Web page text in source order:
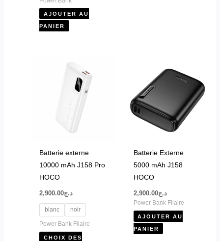
AJOUTER AU
PANIER
Batterie externe
10000 mAh J158 Pro
HOCO
د.ج2,900.00
blanc noir
Power Bank Filaire
CHOIX DES
produit
a
plusieurs
variations.
Les
être
page
du
produit
Batterie Externe
5000 mAh J158
HOCO
د.ج2,900.00
Power Bank Filaire
AJOUTER AU
PANIER